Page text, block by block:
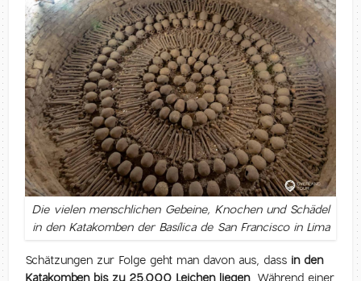
Die vielen menschlichen Gebeine, Knochen und Schädel
in den Katakomben der Basílica de San Francisco in Lima
Schätzungen zur Folge geht man davon aus, dass in den
Katakomben bis zu 25.000 Leichen liegen. Während einer